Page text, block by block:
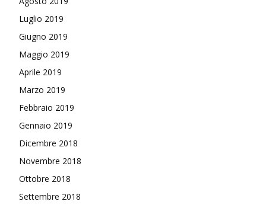
Luglio 2019
Giugno 2019
Maggio 2019
Aprile 2019
Marzo 2019
Febbraio 2019
Gennaio 2019
Dicembre 2018
Novembre 2018
Ottobre 2018
Settembre 2018